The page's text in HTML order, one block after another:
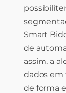
Smart
de
assim, a
dados em
de forma